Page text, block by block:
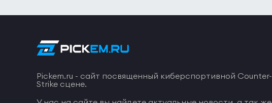
Pickem.ru - сайт посвященный киберспортивной Counter-
Strike сцене.